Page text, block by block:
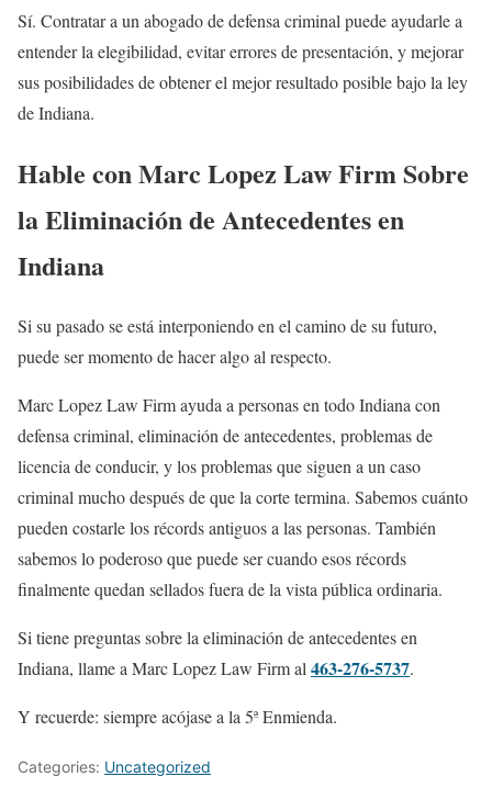
Sí. Contratar a un abogado de defensa criminal puede ayudarle a
entender la elegibilidad, evitar errores de presentación, y mejorar
sus posibilidades de obtener el mejor resultado posible bajo la ley
de Indiana.
Hable con Marc Lopez Law Firm Sobre
la Eliminación de Antecedentes en
Indiana
Si su pasado se está interponiendo en el camino de su futuro,
puede ser momento de hacer algo al respecto.
Marc Lopez Law Firm ayuda a personas en todo Indiana con
defensa criminal, eliminación de antecedentes, problemas de
licencia de conducir, y los problemas que siguen a un caso
criminal mucho después de que la corte termina. Sabemos cuánto
pueden costarle los récords antiguos a las personas. También
sabemos lo poderoso que puede ser cuando esos récords
finalmente quedan sellados fuera de la vista pública ordinaria.
Si tiene preguntas sobre la eliminación de antecedentes en
Indiana, llame a Marc Lopez Law Firm al 463-276-5737.
Y recuerde: siempre acójase a la 5ª Enmienda.
Categories: Uncategorized